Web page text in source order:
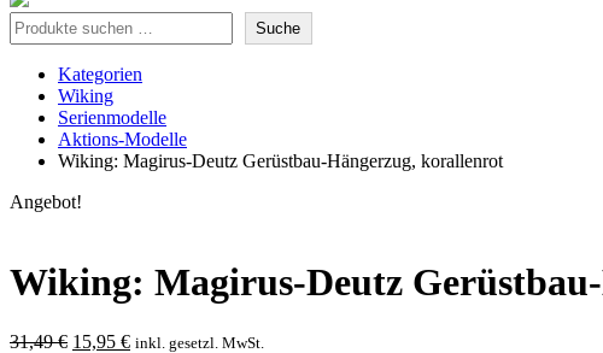
Suche Suche
Kategorien
Wiking
Serienmodelle
Aktions-Modelle
Wiking: Magirus-Deutz Gerüstbau-Hängerzug, korallenrot
Angebot!
Wiking: Magirus-Deutz
31,49€ Ursprünglicher
15,95 €Aktueller
inkl. gesetzl. MwSt.